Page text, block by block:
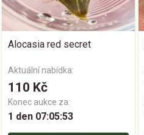
Alocasia red secret
Aktuální nabídka:
110 Kč
Konec aukce za:
1 den 07:05:52